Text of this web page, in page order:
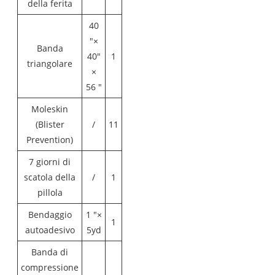
della ferita
Banda
triangolare
40
"×
40"
×
56 "
1
Moleskin
(Blister
Prevention)
/ 11
7 giorni di
scatola della
pillola
/ 1
Bendaggio
autoadesivo
1 "×
5yd
1
Banda di
compressione